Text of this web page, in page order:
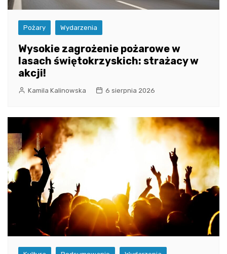
Pożary Wydarzenia
Wysokie zagrożenie pożarowe w
lasach świętokrzyskich: strażacy w
akcji!
Kamila Kalinowska 6 sierpnia 2026